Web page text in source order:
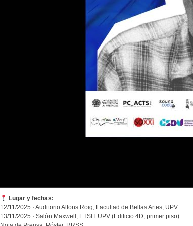
Lugar y fechas:
12/11/2025 · Auditorio Alfons Roig, Facultad de Bellas Artes, UPV
13/11/2025 · Salón Maxwell, ETSIT UPV (Edificio 4D, primer piso)